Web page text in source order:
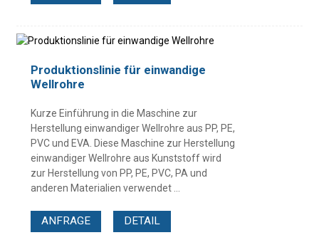
Produktionslinie für einwandige
Wellrohre
Kurze Einführung in die Maschine zur
Herstellung einwandiger Wellrohre aus PP, PE,
PVC und EVA. Diese Maschine zur Herstellung
einwandiger Wellrohre aus Kunststoff wird
zur Herstellung von PP, PE, PVC, PA und
anderen Materialien verwendet ...
ANFRAGE DETAIL